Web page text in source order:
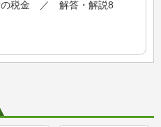
税金 ／ 解答・解説8